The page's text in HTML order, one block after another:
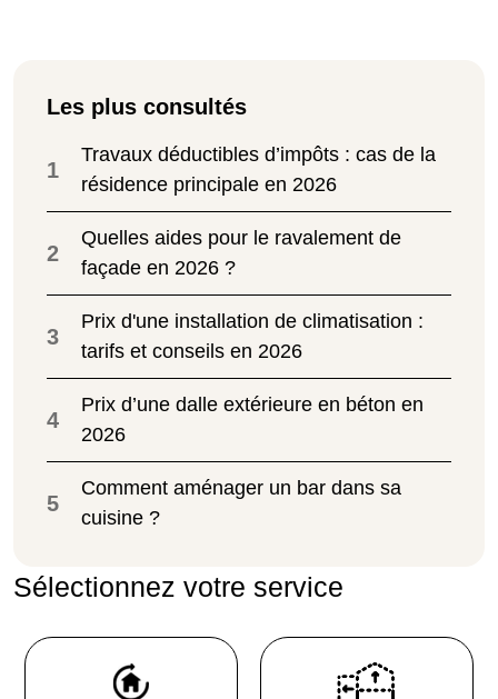
Les plus consultés
1
Travaux déductibles d’impôts : cas de la
résidence principale en 2026
2
Quelles aides pour le ravalement de
façade en 2026 ?
3
Prix d'une installation de climatisation :
tarifs et conseils en 2026
4
Prix d’une dalle extérieure en béton en
2026
5
Comment aménager un bar dans sa
cuisine ?
Sélectionnez votre service